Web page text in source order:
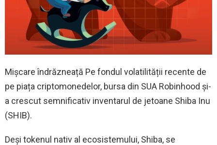
Mișcare îndrăzneață Pe fondul volatilității recente de
pe piața criptomonedelor, bursa din SUA Robinhood și-
a crescut semnificativ inventarul de jetoane Shiba Inu
(SHIB).
Deși tokenul nativ al ecosistemului, Shiba, se